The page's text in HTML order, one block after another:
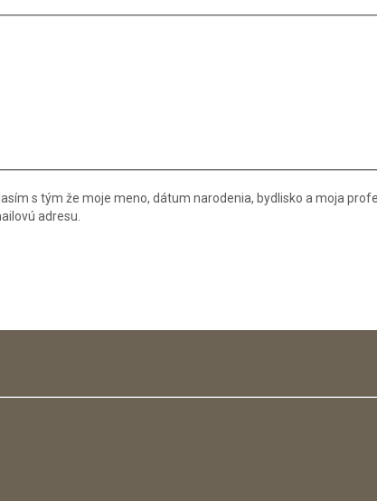
s tým že moje meno, dátum narodenia, bydlisko a moja
adresu.